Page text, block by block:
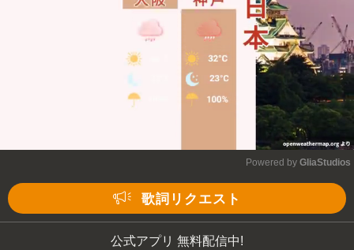
Powered by GliaStudios
歌詞リクエスト
公式アプリ 無料配信中!